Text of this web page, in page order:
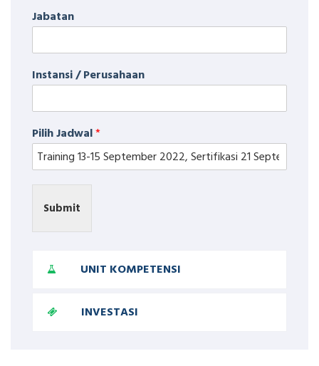
Jabatan
Instansi / Perusahaan
Pilih Jadwal*
Submit
UNIT KOMPETENSI
INVESTASI